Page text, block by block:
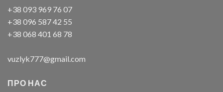
+38 093 969 76 07
+38 096 587 42 55
+38 068 401 68 78
vuzlyk777@gmail.com
ПРО НАС